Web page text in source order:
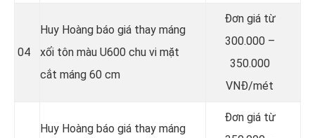
04
Huy Hoàng báo giá thay máng
xối tôn màu U600 chu vi mặt
cắt máng 60 cm
Đơn giá từ
300.000 –
350.000
VNĐ/mét
Huy Hoàng báo giá thay máng
Đơn giá từ